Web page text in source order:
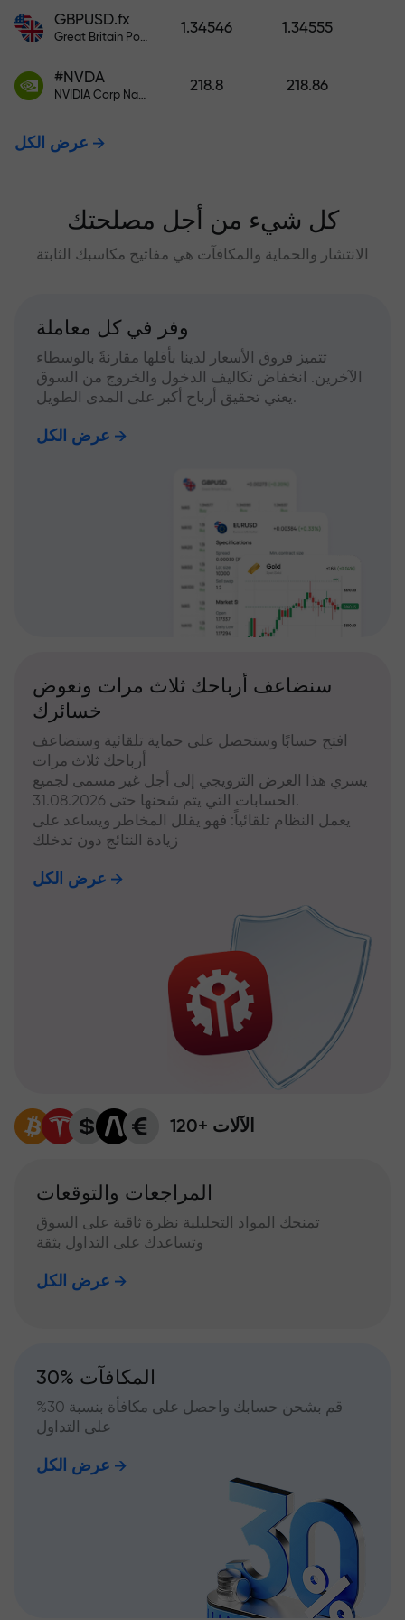
GBPUSD.fx
Great Britain Pound vs US Dollar
1.34546 1.34555
#NVDA
NVIDIA Corp Nasdaq Stock Exchange (Nasdaq) USD
218.8 218.86
عرض الكل
كل شيء من أجل مصلحتك
الانتشار والحماية والمكافآت هي مفاتيح مكاسبك الثابتة
وفر في كل معاملة
تتميز فروق الأسعار لدينا بأقلها مقارنةً بالوسطاء
الآخرين. انخفاض تكاليف الدخول والخروج من السوق
يعني تحقيق أرباح أكبر على المدى الطويل.
عرض الكل
سنضاعف أرباحك ثلاث مرات ونعوض
خسائرك
افتح حسابًا وستحصل على حماية تلقائية وستضاعف
أرباحك ثلاث مرات
يسري هذا العرض الترويجي إلى أجل غير مسمى لجميع
الحسابات التي يتم شحنها حتى 31.08.2026.
يعمل النظام تلقائياً: فهو يقلل المخاطر ويساعد على
زيادة النتائج دون تدخلك
عرض الكل
120+ الآلات
المراجعات والتوقعات
تمنحك المواد التحليلية نظرة ثاقبة على السوق
وتساعدك على التداول بثقة
عرض الكل
30% المكافآت
قم بشحن حسابك واحصل على مكافأة بنسبة 30%
على التداول
عرض الكل